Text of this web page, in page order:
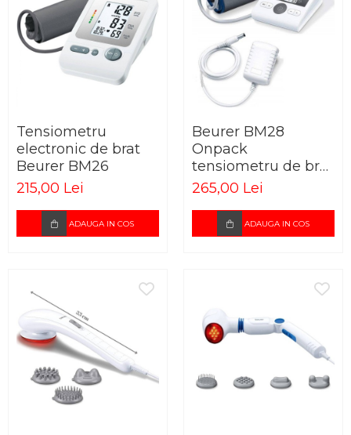
Tensiometru
electronic de brat
Beurer BM26
215,00 Lei
ADAUGA IN COS
Beurer BM28
Onpack
tensiometru de brat
cu adaptor pentru
priza
265,00 Lei
ADAUGA IN COS